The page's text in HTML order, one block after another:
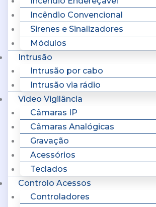
Incêndio Convencional
Sirenes e Sinalizadores
Módulos
Intrusão
Intrusão por cabo
Intrusão via rádio
Vídeo Vigilância
Câmaras IP
Câmaras Analógicas
Gravação
Acessórios
Teclados
Controlo Acessos
Controladores